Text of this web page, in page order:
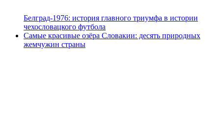
Белград-1976: история главного триумфа в истории
чехословацкого футбола
Самые красивые озёра Словакии: десять природных
жемчужин страны